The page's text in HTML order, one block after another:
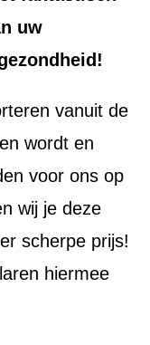
uw
vanuit de
wordt en
voor ons op
wij je deze
scherpe prijs!
hiermee